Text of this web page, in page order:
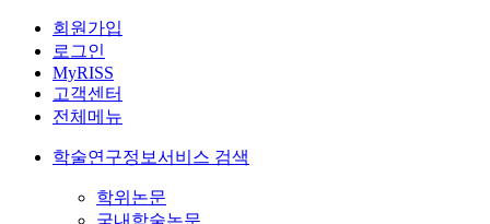
회원가입
로그인
MyRISS
고객센터
전체메뉴
학술연구정보서비스 검색
학위논문
국내학술논문